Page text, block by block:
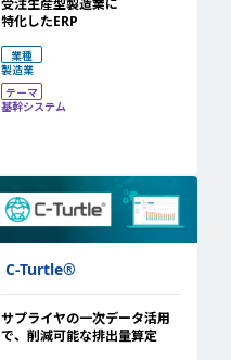
受注生産型製造業に
特化したERP
業種
製造業
テーマ
基幹システム
C-Turtle®
サプライヤの一次データ活用
で、削減可能な排出量算定